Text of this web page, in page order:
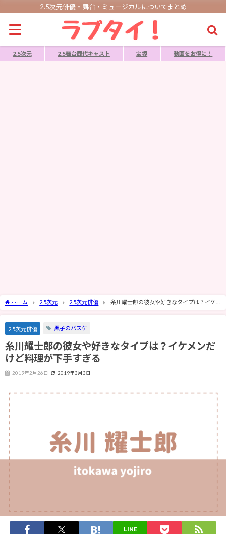
2.5次元俳優・舞台・ミュージカルについてまとめ
2.5次元 2.5舞台歴代キャスト 宝塚 動画をお得に！
ホーム 2.5次元 2.5次元俳優
糸川耀士郎の彼女や好きなタイプは？イケ
2.5次元俳優 黒子のバスケ
糸川耀士郎の彼女や好きなタイプは？イケメンだ
けど料理が下手すぎる
2019年2月26日 2019年3月3日
LINE